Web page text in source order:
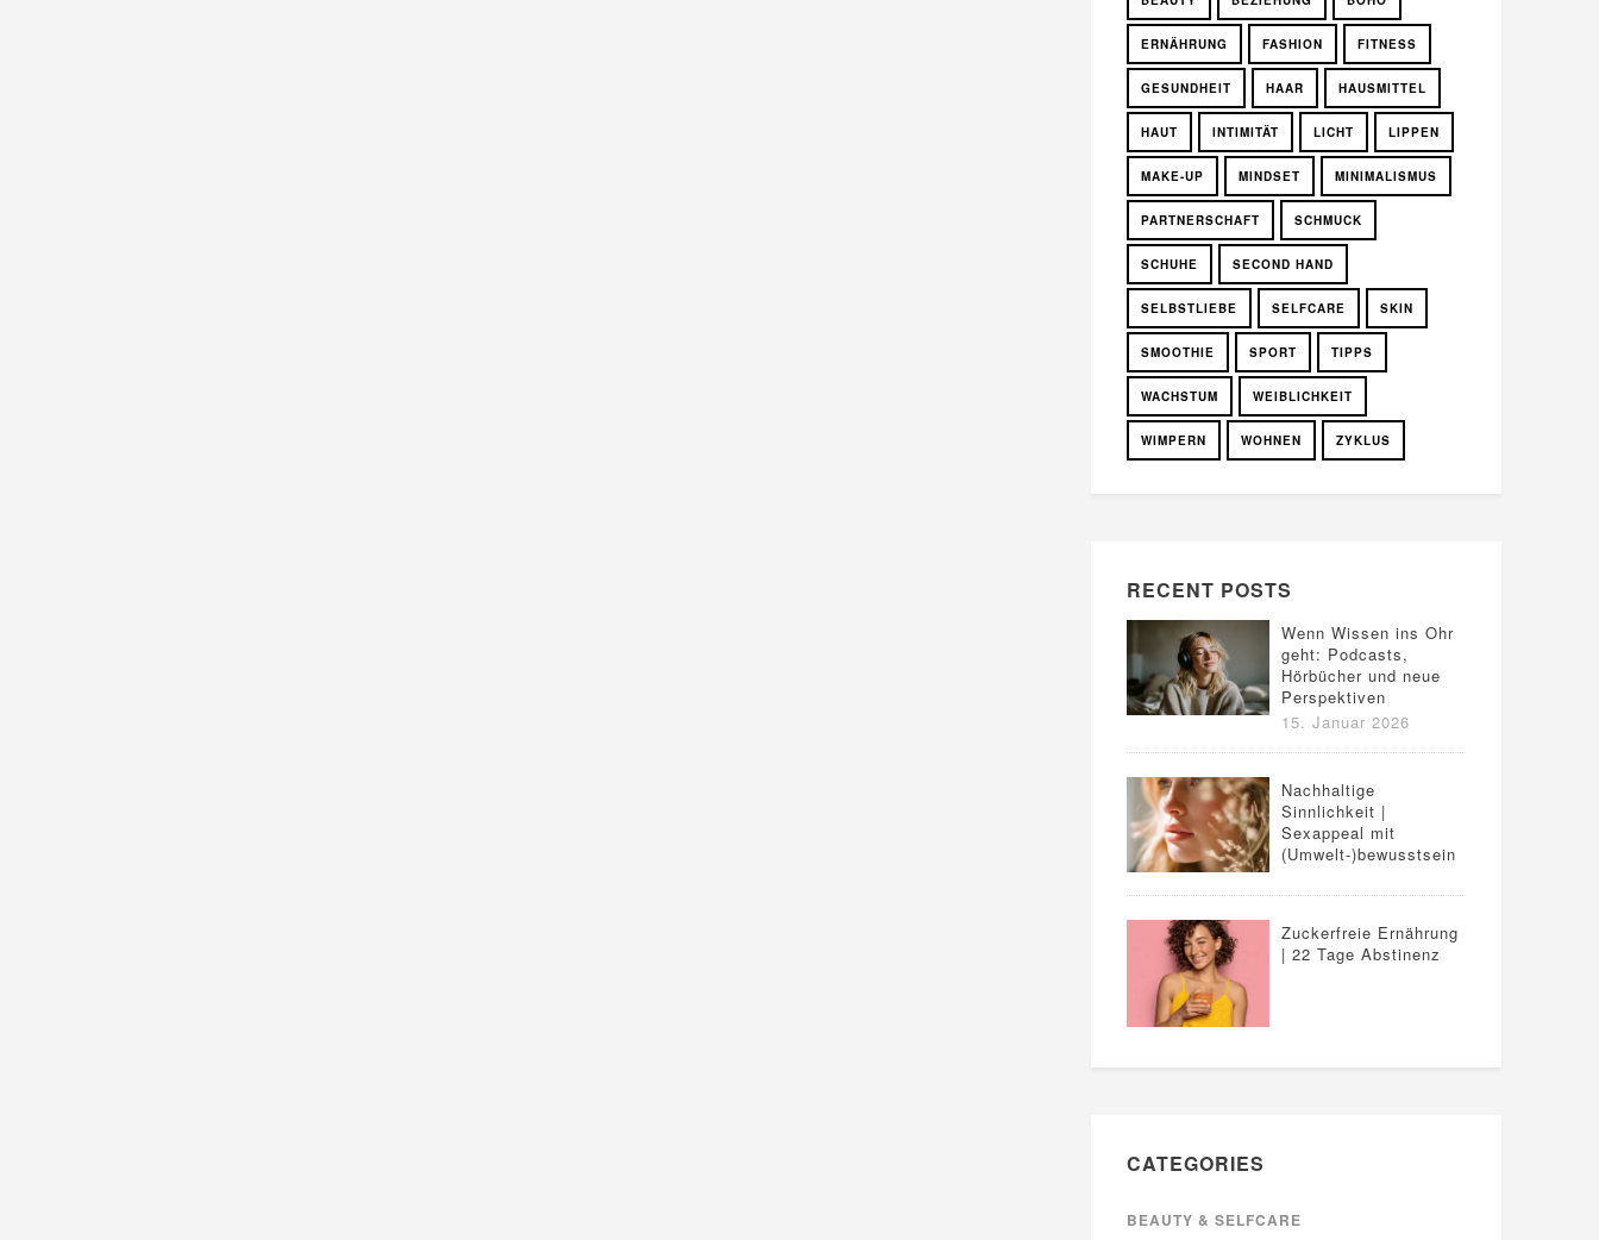
ERNÄHRUNG FASHION FITNESS
GESUNDHEIT HAAR HAUSMITTEL
HAUT INTIMITÄT LICHT LIPPEN
MAKE-UP MINDSET MINIMALISMUS
PARTNERSCHAFT SCHMUCK
SCHUHE SECOND HAND
SELBSTLIEBE SELFCARE SKIN
SMOOTHIE SPORT TIPPS
WACHSTUM WEIBLICHKEIT
WIMPERN WOHNEN ZYKLUS
RECENT POSTS
Wenn Wissen ins Ohr
geht: Podcasts,
Hörbücher und neue
Perspektiven
15. Januar 2026
Nachhaltige
Sinnlichkeit |
Sexappeal mit
(Umwelt-)bewusstsein
Zuckerfreie Ernährung
| 22 Tage Abstinenz
CATEGORIES
BEAUTY & SELFCARE